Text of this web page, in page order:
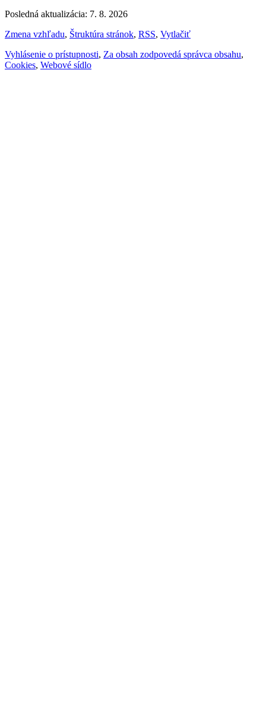
Posledná aktualizácia: 7. 8. 2026
Zmena vzhľadu, Štruktúra stránok, RSS, Vytlačiť
Vyhlásenie o prístupnosti, Za obsah zodpovedá správca obsahu,
Cookies, Webové sídlo